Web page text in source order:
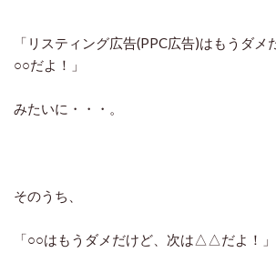
「リスティング広告(PPC広告)はもうダメ
○○だよ！」
みたいに・・・。
そのうち、
「○○はもうダメだけど、次は△△だよ！」